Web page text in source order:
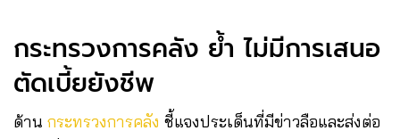
กระทรวงการคลัง ย้ำ ไม่มีการเสนอ
ตัดเบี้ยยังชีพ
ด้าน กระทรวงการคลัง ชี้แจงประเด็นที่มีข่าวลือและส่งต่อ